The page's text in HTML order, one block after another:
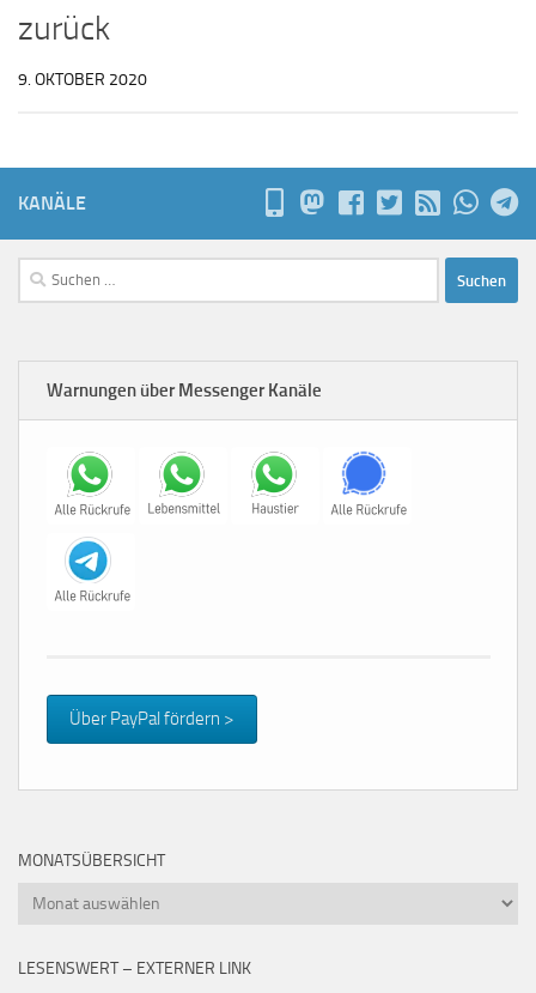
zurück
9. OKTOBER 2020
KANÄLE
Suchen
nach:
Warnungen über Messenger Kanäle
Über PayPal fördern >
MONATSÜBERSICHT
Monatsübersicht
LESENSWERT – EXTERNER LINK